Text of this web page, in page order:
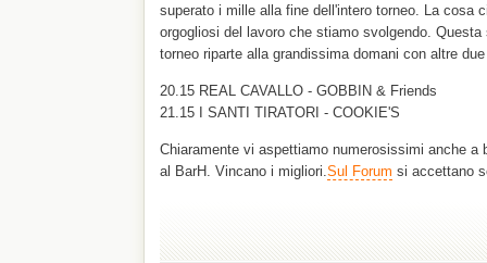
superato i mille alla fine dell'intero torneo. La cosa
orgogliosi del lavoro che stiamo svolgendo.
torneo riparte alla grandissima domani con altre
20.15 REAL CAVALLO - GOBBIN & Friends
21.15 I SANTI TIRATORI - COOKIE'S
Chiaramente vi aspettiamo numerosissimi anche a
al BarH. Vincano i migliori.Sul Forum si accettano